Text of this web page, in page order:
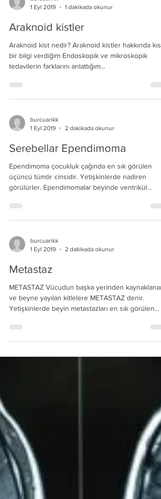
1 Eyl 2019
1 dakikada okunur
Araknoid kistler
Araknoid kist nedir? Araknoid kistler hakkında kısa
bir bilgi verdiğim Endoskopik ve mikroskopik
tedavilerin farklarını anlattığım...
burcuarikk
1 Eyl 2019
2 dakikada okunur
Serebellar Ependimoma
Ependimoma çocukluk çağında en sık görülen
üçüncü tümör cinsidir. Yetişkinlerde nadiren
görülürler. Ependimomalar beyinde ventrikül...
burcuarikk
1 Eyl 2019
2 dakikada okunur
Metastaz
METASTAZ Vücudun başka yerinden kaynaklanan
ve beyne yayılan kitlelere METASTAZ denir.
Yetişkinlerde beyin metastazları en sık görülen...